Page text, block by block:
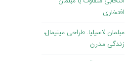
افتخاری
مبلمان لاسیلیا: طراحی مینیمال،
زندگی مدرن